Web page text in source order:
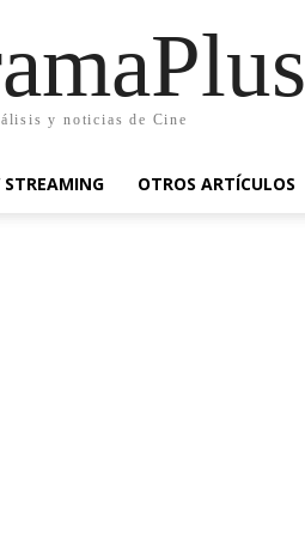
y noticias de Cine
STREAMING OTROS ARTÍCULOS